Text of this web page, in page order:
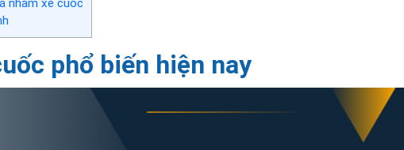
nhầm xe cuốc
phổ biến hiện nay